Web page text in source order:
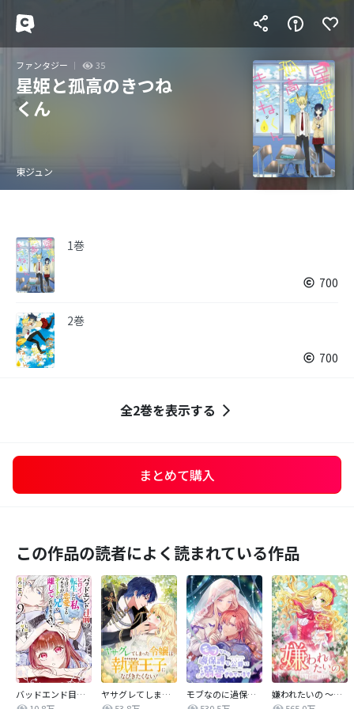
ファンタジー 35
星姫と孤高のきつね
くん
東ジュン
1巻
700
2巻
700
全2巻を表示する
まとめて購入
この作品の読者によく読まれている作品
バッドエンド目前のヒロインに転生した私、今世では恋愛するつもりがチートな兄が離してくれません！？@COMIC
ヤサグレてしまった令嬢は、執着王子になびきたくない！
モブなのに過保護な公爵に溺愛されています
嫌われたいの ～好色王の妃を全力で回避します～